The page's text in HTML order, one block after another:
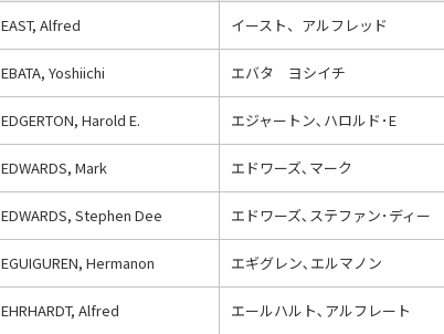
EAST, Alfred イースト、アルフレッド
EBATA, Yoshiichi エバタ ヨシイチ
EDGERTON, Harold E. エジャートン､ハロルド･E
EDWARDS, Mark エドワーズ､マーク
EDWARDS, Stephen Dee エドワーズ､ステファン･ディー
EGUIGUREN, Hermanon エギグレン､エルマノン
EHRHARDT, Alfred エールハルト､アルフレート